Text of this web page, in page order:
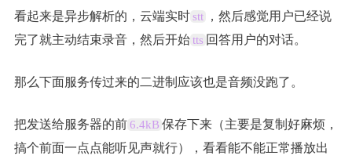
看起来是异步解析的，云端实时stt
，然后感觉用户已经说
完了就主动结束录音，然后开始tts 回答用户的对话。
那么下面服务传过来的二进制应该也是音频没跑了。
把发送给服务器的前6.4kB 保存下来（主要是复制好麻烦，
搞个前面一点点能听见声就行），看看能不能正常播放出